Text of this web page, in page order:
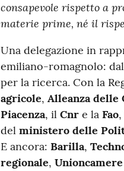
consapevole rispetto a
materie prime, né il
Una delegazione in
emiliano-romagnolo:
per la ricerca. Con la
agricole, Alleanza delle
Piacenza, il Cnre la Fao,
del ministero delle
E ancora: Barilla,
regionale,